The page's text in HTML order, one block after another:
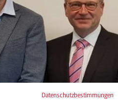
Datenschutzbestimmungen